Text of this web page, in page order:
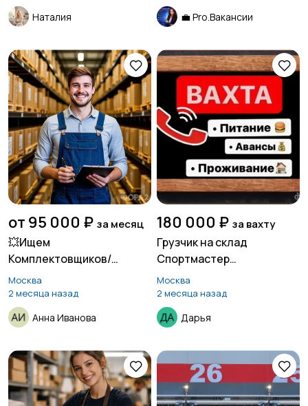
Наталия 💼 Pro.Вакансии
от 95 000 ₽ за месяц
💥Ищем
Комплектовщиков/
упаковщиков !
Москва
2 месяца назад
Анна Иванова
180 000 ₽ за вахту
Грузчик на склад
Спортмастер
(Московская область)
Москва
2 месяца назад
Дарья